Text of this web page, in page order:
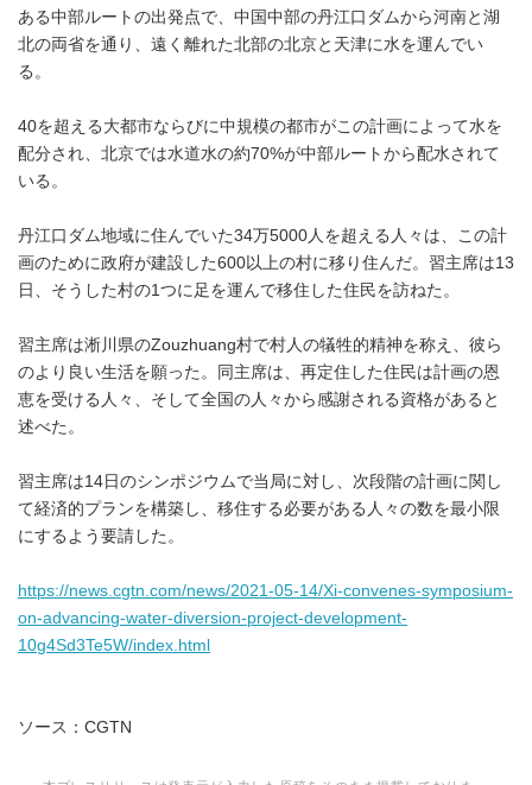
ある中部ルートの出発点で、中国中部の丹江口ダムから河南と湖
北の両省を通り、遠く離れた北部の北京と天津に水を運んでい
る。
40を超える大都市ならびに中規模の都市がこの計画によって水を
配分され、北京では水道水の約70%が中部ルートから配水されて
いる。
丹江口ダム地域に住んでいた34万5000人を超える人々は、この計
画のために政府が建設した600以上の村に移り住んだ。習主席は13
日、そうした村の1つに足を運んで移住した住民を訪ねた。
習主席は淅川県のZouzhuang村で村人の犠牲的精神を称え、彼ら
のより良い生活を願った。同主席は、再定住した住民は計画の恩
恵を受ける人々、そして全国の人々から感謝される資格があると
述べた。
習主席は14日のシンポジウムで当局に対し、次段階の計画に関し
て経済的プランを構築し、移住する必要がある人々の数を最小限
にするよう要請した。
https://news.cgtn.com/news/2021-05-14/Xi-convenes-symposium-
on-advancing-water-diversion-project-development-
10g4Sd3Te5W/index.html
ソース：CGTN